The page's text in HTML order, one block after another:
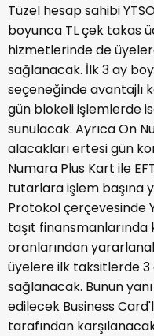
Tüzel hesap sahibi
boyunca TL çek takas
hizmetlerinde de
sağlanacak. İlk 3 ay
seçeneğinde avantajlı
gün blokeli işlemlerde
sunulacak. Ayrıca On
alacakları ertesi gün
Numara Plus Kart ile
tutarlara işlem başına
Protokol çerçevesinde
taşıt
oranlarından
üyelere ilk taksitlerde
sağlanacak. Bunun
edilecek Business
tarafından